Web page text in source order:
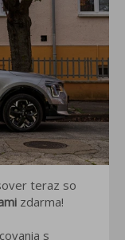
teraz so
zdarma!
s